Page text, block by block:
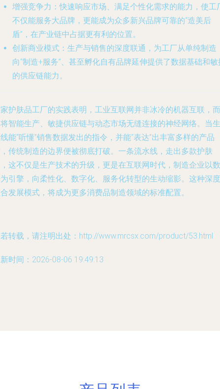
增强竞争力 ：快速响应市场、满足个性化需求的能力，使工
不仅能服务大品牌，更能成为众多新兴品牌可靠的“造美后
盾”，在产业链中占据更有利的位置。
创新商业模式 ：生产与销售的深度联通，为工厂从单纯制造
向“制造+服务”、甚至孵化自有品牌延伸提供了数据基础和敏
的供应链能力。
护肤品工厂的实践表明，工业互联网并非冰冷的机器互联，而
智能生产、敏捷供应链与动态市场无缝连接的神经网络。当生
能“听懂”销售数据发出的指令，并能“表达”出丰富多样的产品
传统制造的边界便被彻底打破。一条流水线，走出多款护肤
这不仅是生产技术的升级，更是在互联网时代，制造企业以数
引擎，向柔性化、数字化、服务化转型的生动缩影。这种深度
发展模式，将成为更多消费品制造领域的标准配置。
转载，请注明出处：http://www.mrcsx.com/product/53.html
时间：2026-08-06 19:49:13